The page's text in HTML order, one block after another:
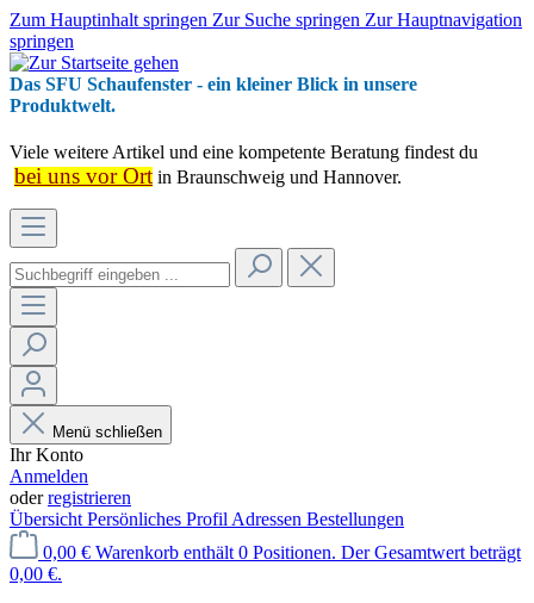
Zum Hauptinhalt springen Zur Suche springen Zur Hauptnavigation
springen
Das SFU Schaufenster - ein kleiner Blick in unsere
Produktwelt.
Viele weitere Artikel und eine kompetente Beratung findest du
bei uns vor Ort in Braunschweig und Hannover.
Menü schließen
Ihr Konto
Anmelden
oderregistrieren
Übersicht Persönliches Profil Adressen Bestellungen
0,00 € Warenkorb enthält 0 Positionen. Der Gesamtwert beträgt
0,00 €.